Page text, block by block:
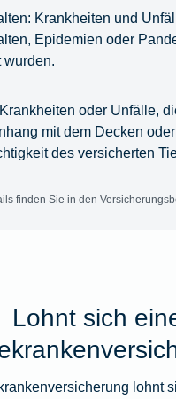
Krankheiten und
Epidemien oder
wurden.
Krankheiten oder Unfälle,
mit dem Decken
des versicherten
finden Sie in den
Lohnt sich
lohnt